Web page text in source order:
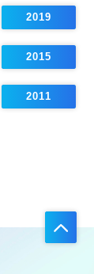
2019
2015
2011